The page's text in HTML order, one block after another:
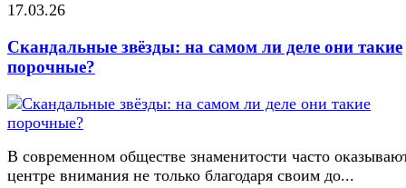
17.03.26
Скандальные звёзды: на самом ли деле они такие
порочные?
В современном обществе знаменитости часто
центре внимания не только благодаря своим до...